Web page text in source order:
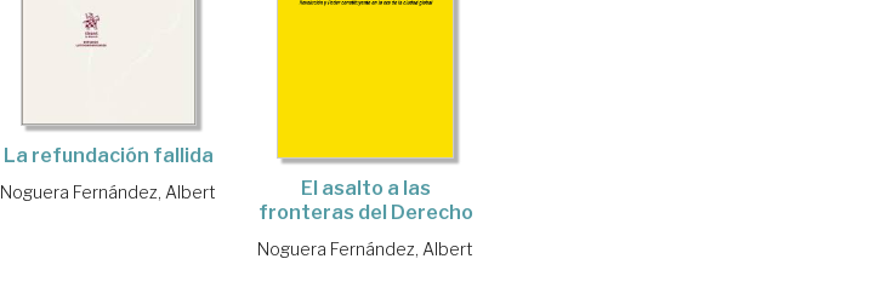
La refundación fallida
Noguera Fernández, Albert
El asalto a las
fronteras del Derecho
Noguera Fernández, Albert